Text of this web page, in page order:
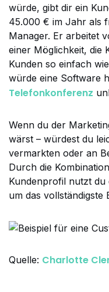
würde, gibt dir ein
45.000 € im Jahr als
Manager. Er arbeitet
einer Möglichkeit, die
Kunden so einfach
würde eine Software
Telefonkonferenz
Wenn du der
wärst – würdest du
vermarkten oder an
Durch die
Kundenprofil nutzt du
um das vollständigste
Quelle: Charlotte